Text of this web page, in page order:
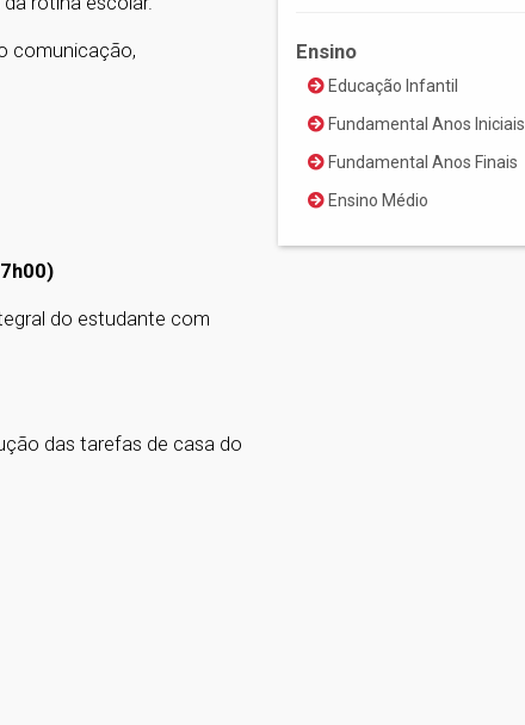
comunicação,
do estudante com
das tarefas de casa do
Ensino
Educação Infantil
Fundamental Anos Iniciais
Fundamental Anos Finais
Ensino Médio